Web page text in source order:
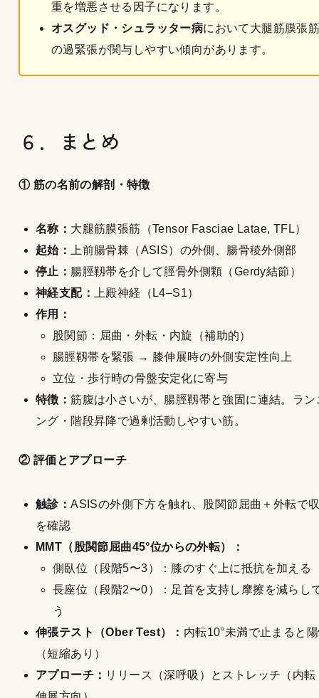
重を増悪させる因子になります。
オスグッド・シュラッター病において大腿筋膜張
の過緊張が関与しやすい傾向があります。
６．まとめ
① 筋の名前の解剖・特徴
名称： 大腿筋膜張筋（Tensor Fasciae Latae, TFL）
起始：
上前腸骨棘（ASIS）の外側、腸骨稜外側部
停止： 腸脛靱帯を介して脛骨外側顆（Gerdy結節）
神経支配：
上殿神経（L4–S1）
作用：
股関節：屈曲・外転・内旋（補助的）
腸脛靱帯を緊張 → 膝伸展時の外側安定性向上
立位・歩行時の骨盤安定化に寄与
特徴：筋腹は小さいが、腸脛靱帯と強固に連結。ラン
ング・階段昇降で過剰活動しやすい筋。
② 評価とアプローチ
触診：ASISの外側下方を触れ、股関節屈曲＋外転で
を確認
MMT（股関節屈曲45°位からの外転）：
側臥位（段階5〜3）：膝のすぐ上に抵抗を加える
長座位（段階2〜0）：足首を支持し摩擦を減らし
う
伸張テスト（Ober Test）： 内転10°未満で止まると
（短縮あり）
アプローチ： リリース（深呼吸）とストレッチ（内転